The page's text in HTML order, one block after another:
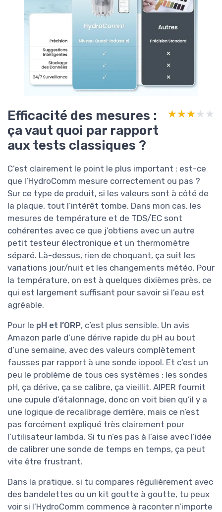
Efficacité des mesures :
ça vaut quoi par rapport
aux tests classiques ?
★★★★★
★★★★★
C’est clairement le point le plus important : est-ce
que l’HydroComm mesure correctement ou pas ?
Sur ce type de produit, si les valeurs sont à côté de
la plaque, tout l’intérêt tombe. Dans mon cas, les
mesures de température et de TDS/EC sont
cohérentes avec ce que j’obtiens avec un autre
petit testeur électronique et un thermomètre
séparé. Là-dessus, rien de choquant, ça suit les
variations jour/nuit et les changements météo. Pour
la température, on est à quelques dixièmes près, ce
qui est largement suffisant pour savoir si l’eau est
agréable.
Pour le pH et l’ORP, c’est plus sensible. Un avis
Amazon parle d’une dérive rapide du pH au bout
d’une semaine, avec des valeurs complètement
fausses par rapport à une sonde iopool. Et c’est un
peu le problème de tous ces systèmes : les sondes
pH, ça dérive, ça se calibre, ça vieillit. AIPER fournit
une cupule d’étalonnage, donc on voit bien qu’il y a
une logique de recalibrage derrière, mais ce n’est
pas forcément expliqué très clairement pour
l’utilisateur lambda. Si tu n’es pas à l’aise avec l’idée
de calibrer une sonde de temps en temps, ça peut
vite être frustrant.
Dans la pratique, si tu compares régulièrement avec
des bandelettes ou un kit goutte à goutte, tu peux
voir si l’HydroComm commence à raconter n’importe